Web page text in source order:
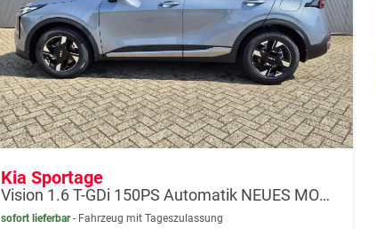
Kia Sportage
Vision 1.6 T-GDi 150PS Automatik NEUES MODELL MY26 FACELIFT Sitzheizung Lenkradheizung Klimaautomatik Navi Bluetooth Touchscreen Apple CarPlay Android Auto PDC v+h 17"LM Rückf.Kamera ACC 2x Keyless
sofort lieferbar Fahrzeug mit Tageszulassung